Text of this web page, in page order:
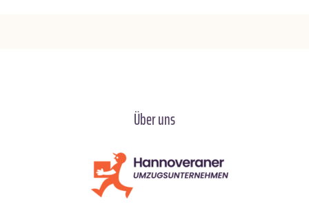
Über uns